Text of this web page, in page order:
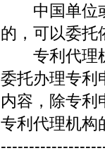
中国单位或
的，可以委托
专利代理机
委托办理专利
内容，除专利
专利代理机构